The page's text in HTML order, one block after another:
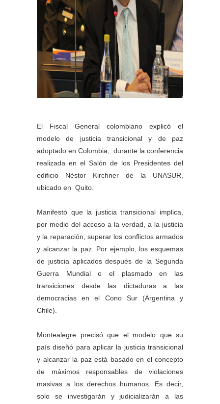
El Fiscal General colombiano explicó el
modelo de justicia transicional y de paz
adoptado en Colombia, durante la conferencia
realizada en el Salón de los Presidentes del
edificio Néstor Kirchner de la UNASUR,
ubicado en Quito.
Manifestó que la justicia transicional implica,
por medio del acceso a la verdad, a la justicia
y la reparación, superar los conflictos armados
y alcanzar la paz. Por ejemplo, los esquemas
de justicia aplicados después de la Segunda
Guerra Mundial o el plasmado en las
transiciones desde las dictaduras a las
democracias en el Cono Sur (Argentina y
Chile).
Montealegre precisó que el modelo que su
país diseñó para aplicar la justicia transicional
y alcanzar la paz está basado en el concepto
de máximos responsables de violaciones
masivas a los derechos humanos. Es decir,
solo se investigarán y judicializarán a las